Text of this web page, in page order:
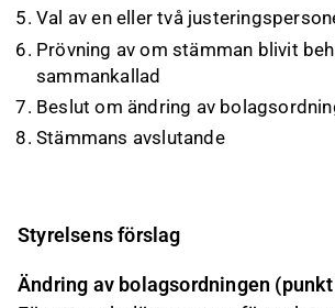
Val av en eller två
Prövning av om stämman blivit
sammankallad
Beslut om ändring av
Stämmans avslutande
Styrelsens förslag
Ändring av bolagsordningen